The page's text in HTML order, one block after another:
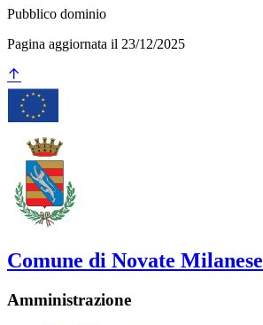
Pubblico dominio
Pagina aggiornata il 23/12/2025
Comune di Novate Milanese
Amministrazione